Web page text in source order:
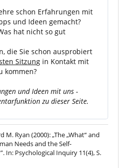
schon Erfahrungen mit
und Ideen gemacht?
hat nicht so gut
die Sie schon ausprobiert
Sitzung in Kontakt mit
kommen?
und Ideen mit uns -
zu dieser Seite.
M. Ryan (2000): „The „What“ and
Needs and the Self-
In: Psychological Inquiry 11(4), S.